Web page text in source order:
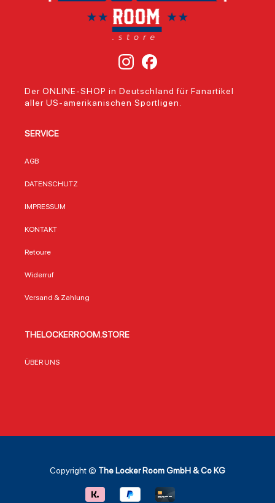
Der ONLINE-SHOP in Deutschland für Fanartikel
aller US-amerikanischen Sportligen.
SERVICE
AGB
DATENSCHUTZ
IMPRESSUM
KONTAKT
Retoure
Widerruf
Versand & Zahlung
THELOCKERROOM.STORE
ÜBER UNS
Copyright © The Locker Room GmbH & Co KG